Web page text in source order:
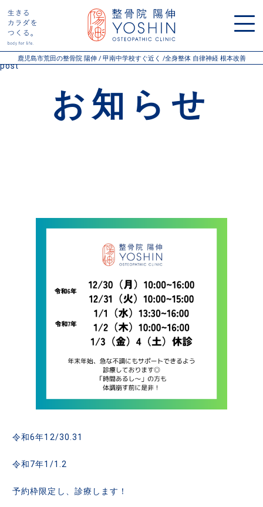
鹿児島市荒田の整骨院 陽伸 / 甲南中学校すぐ近く /全身整体 自律神経 根本改善
Warning : Undefined variable $post_types in
/home/xs106471/yoshin-seikotsu.com/public_html/wp-
content/themes/youshin/pageheader.phpon line15
post
お知らせ
令和6年12/30.31
令和7年1/1.2
予約枠限定し、診療します！